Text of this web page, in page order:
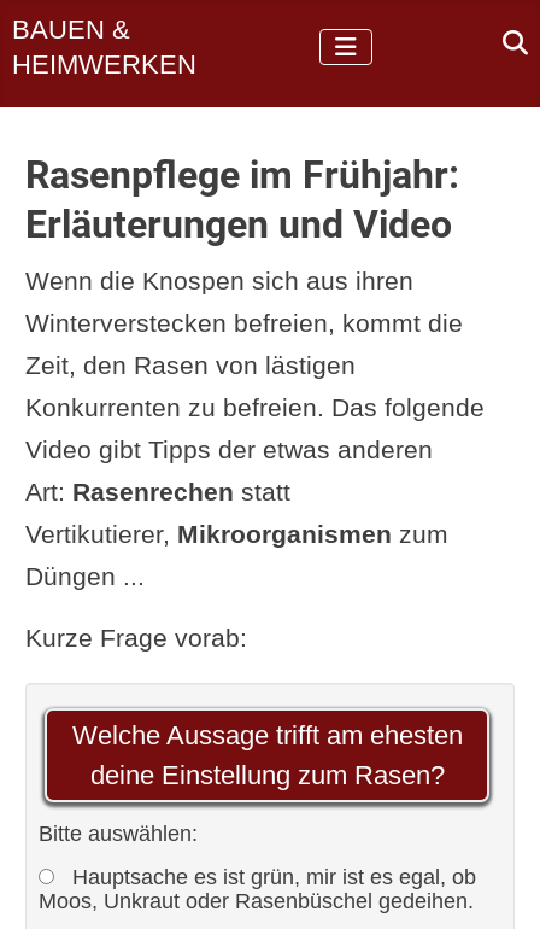
BAUEN &
HEIMWERKEN
Rasenpflege im Frühjahr:
Erläuterungen und Video
Wenn die Knospen sich aus ihren
Winterverstecken befreien, kommt die
Zeit, den Rasen von lästigen
Konkurrenten zu befreien. Das folgende
Video gibt Tipps der etwas anderen
Art: Rasenrechen statt
Vertikutierer, Mikroorganismen zum
Düngen ...
Kurze Frage vorab:
Welche Aussage trifft am ehesten
deine Einstellung zum Rasen?
Bitte auswählen:
Hauptsache es ist grün, mir ist es egal, ob
Moos, Unkraut oder Rasenbüschel gedeihen.